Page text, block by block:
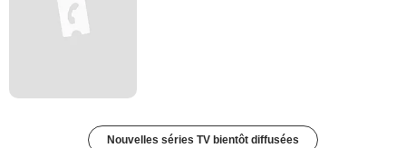
Nouvelles séries TV bientôt diffusées